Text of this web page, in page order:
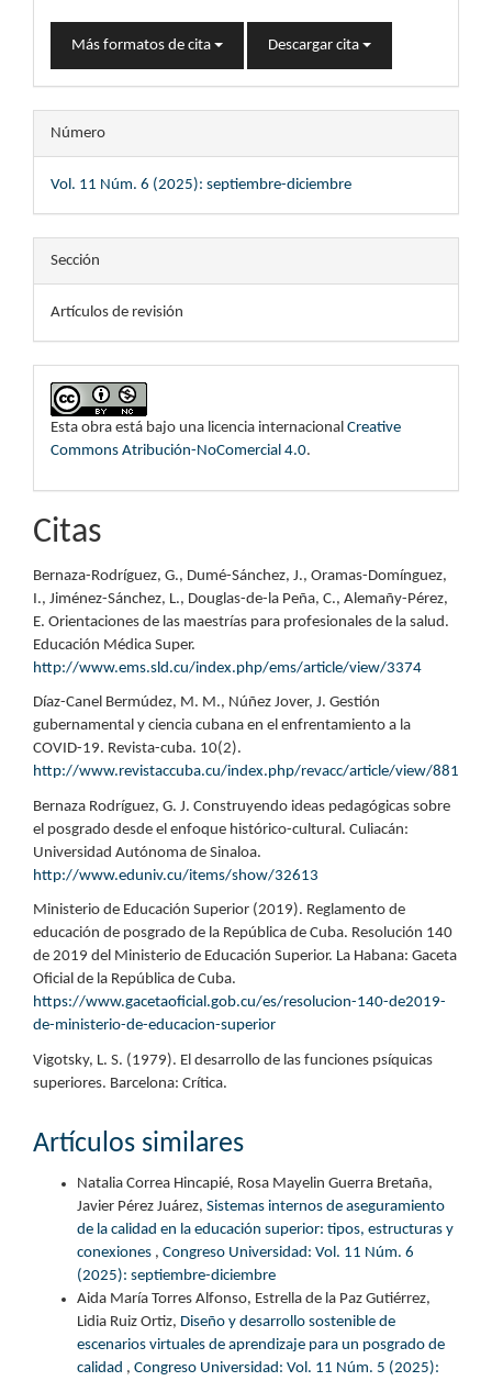
Más formatos de cita Descargar cita
Número
Vol. 11 Núm. 6 (2025): septiembre-diciembre
Sección
Artículos de revisión
Esta obra está bajo una licencia internacional Creative
Commons Atribución-NoComercial 4.0.
Citas
Bernaza-Rodríguez, G., Dumé-Sánchez, J., Oramas-Domínguez,
I., Jiménez-Sánchez, L., Douglas-de-la Peña, C., Alemañy-Pérez,
E. Orientaciones de las maestrías para profesionales de la salud.
Educación Médica Super.
http://www.ems.sld.cu/index.php/ems/article/view/3374
Díaz-Canel Bermúdez, M. M., Núñez Jover, J. Gestión
gubernamental y ciencia cubana en el enfrentamiento a la
COVID-19. Revista-cuba. 10(2).
http://www.revistaccuba.cu/index.php/revacc/article/view/881
Bernaza Rodríguez, G. J. Construyendo ideas pedagógicas sobre
el posgrado desde el enfoque histórico-cultural. Culiacán:
Universidad Autónoma de Sinaloa.
http://www.eduniv.cu/items/show/32613
Ministerio de Educación Superior (2019). Reglamento de
educación de posgrado de la República de Cuba. Resolución 140
de 2019 del Ministerio de Educación Superior. La Habana: Gaceta
Oficial de la República de Cuba.
https://www.gacetaoficial.gob.cu/es/resolucion-140-de2019-
de-ministerio-de-educacion-superior
Vigotsky, L. S. (1979). El desarrollo de las funciones psíquicas
superiores. Barcelona: Crítica.
Artículos similares
Natalia Correa Hincapié, Rosa Mayelin Guerra Bretaña,
Javier Pérez Juárez, Sistemas internos de aseguramiento
de la calidad en la educación superior: tipos, estructuras y
conexiones , Congreso Universidad: Vol. 11 Núm. 6
(2025): septiembre-diciembre
Aida María Torres Alfonso, Estrella de la Paz Gutiérrez,
Lidia Ruiz Ortiz, Diseño y desarrollo sostenible de
escenarios virtuales de aprendizaje para un posgrado de
calidad , Congreso Universidad: Vol. 11 Núm. 5 (2025):